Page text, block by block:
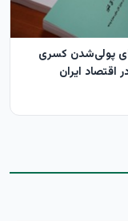
پولی‌شدن کسری
اقتصاد ایران